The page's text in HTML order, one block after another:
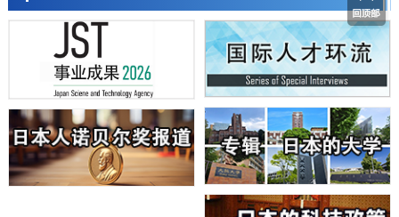
科学研究
日本学术会议：为保持土壤健康应采取哪些措施？探讨土壤保护与强化
的具体对策
科学研究
大阪大学开发基于水氢键网络的温度预测新方法，AI从分子排列信息中
高精度解读
经济・社会
【AI法上篇】如何对“将人生交给AI”保持危机感——中央大学平野晋教
授专访
科学研究
庆应义塾大学阐明脑内“游击手”小胶质细胞包裹保护受损神经细胞的机
制，有望用于开发阿尔茨海默病等疾病疗法
日本科学未来馆 科学交
流员